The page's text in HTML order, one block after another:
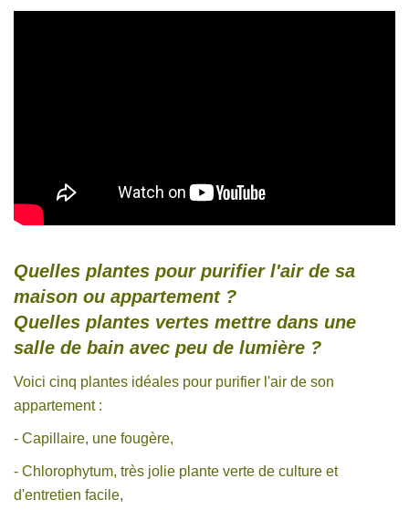
Quelles plantes pour purifier l'air de sa
maison ou appartement ?
Quelles plantes vertes mettre dans une
salle de bain avec peu de lumière ?
Voici cinq plantes idéales pour purifier l'air de son
appartement :
- Capillaire, une fougère,
- Chlorophytum, très jolie plante verte de culture et
d'entretien facile,